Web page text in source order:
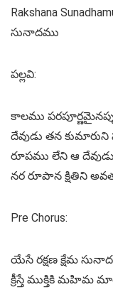
Rakshana
సునాదము
పల్లవి:
కాలము
దేవుడు తన కుమారుని
రూపము లేని ఆ దేవుడు
నర రూపాన క్షితిని
Pre Chorus:
యేసే రక్షణ క్షేమ
క్రీస్తే ముక్తికి మహిమ